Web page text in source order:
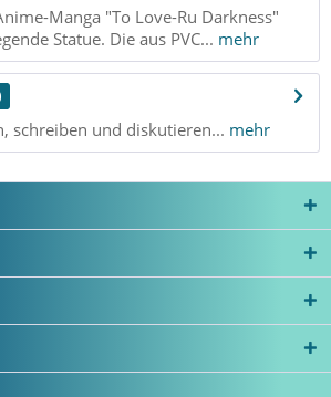
Manga "To Love-Ru Darkness"
Statue. Die aus PVC... mehr
schreiben und diskutieren... mehr